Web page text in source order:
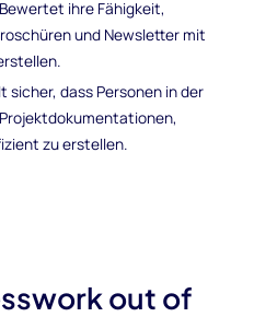
Bewertet ihre Fähigkeit,
und Newsletter mit
sicher, dass Personen in der
zu erstellen.
out of